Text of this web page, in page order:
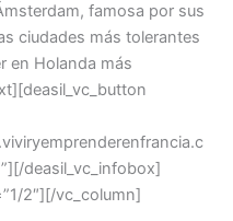
famosa por sus
ciudades más tolerantes
en Holanda más
deasil_vc_infobox]
2″][/vc_column]